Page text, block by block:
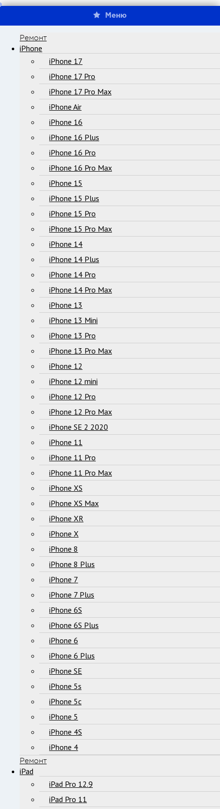
Меню
Ремонт
iPhone
iPhone 17
iPhone 17 Pro
iPhone 17 Pro Max
iPhone Air
iPhone 16
iPhone 16 Plus
iPhone 16 Pro
iPhone 16 Pro Max
iPhone 15
iPhone 15 Plus
iPhone 15 Pro
iPhone 15 Pro Max
iPhone 14
iPhone 14 Plus
iPhone 14 Pro
iPhone 14 Pro Max
iPhone 13
iPhone 13 Mini
iPhone 13 Pro
iPhone 13 Pro Max
iPhone 12
iPhone 12 mini
iPhone 12 Pro
iPhone 12 Pro Max
iPhone SE 2 2020
iPhone 11
iPhone 11 Pro
iPhone 11 Pro Max
iPhone XS
iPhone XS Max
iPhone XR
iPhone X
iPhone 8
iPhone 8 Plus
iPhone 7
iPhone 7 Plus
iPhone 6S
iPhone 6S Plus
iPhone 6
iPhone 6 Plus
iPhone SE
iPhone 5s
iPhone 5c
iPhone 5
iPhone 4S
iPhone 4
Ремонт
iPad
iPad Pro 12.9
iPad Pro 11